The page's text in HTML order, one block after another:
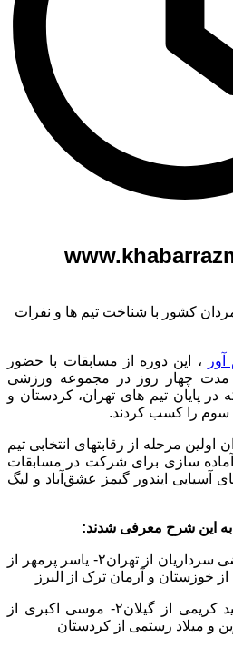
کشور با شناخت تیم ها و نفرات
، این دوره از مسابقات با حضور
کار به مدت چهار روز در مجموعه ورزشی
در پایان تیم های تهران، کردستان و
سوم را کسب کردند.
اولین مرحله از رقابتهای انتخابی تیم
سازی برای شرکت در مسابقات
بازی‌های آسیایی ایندور گیمز عشق‌آباد و لیگ
به این شرح معرفی شدند:
* وزن ۴۸- کیلوگرم: ۱- مرتضی سرداریان از تهران۲- یاسر پرمهر از
* وزن ۵۱- کیلوگرم: ۱- مجید کریمی از گیلان۲- موسی اکبری از